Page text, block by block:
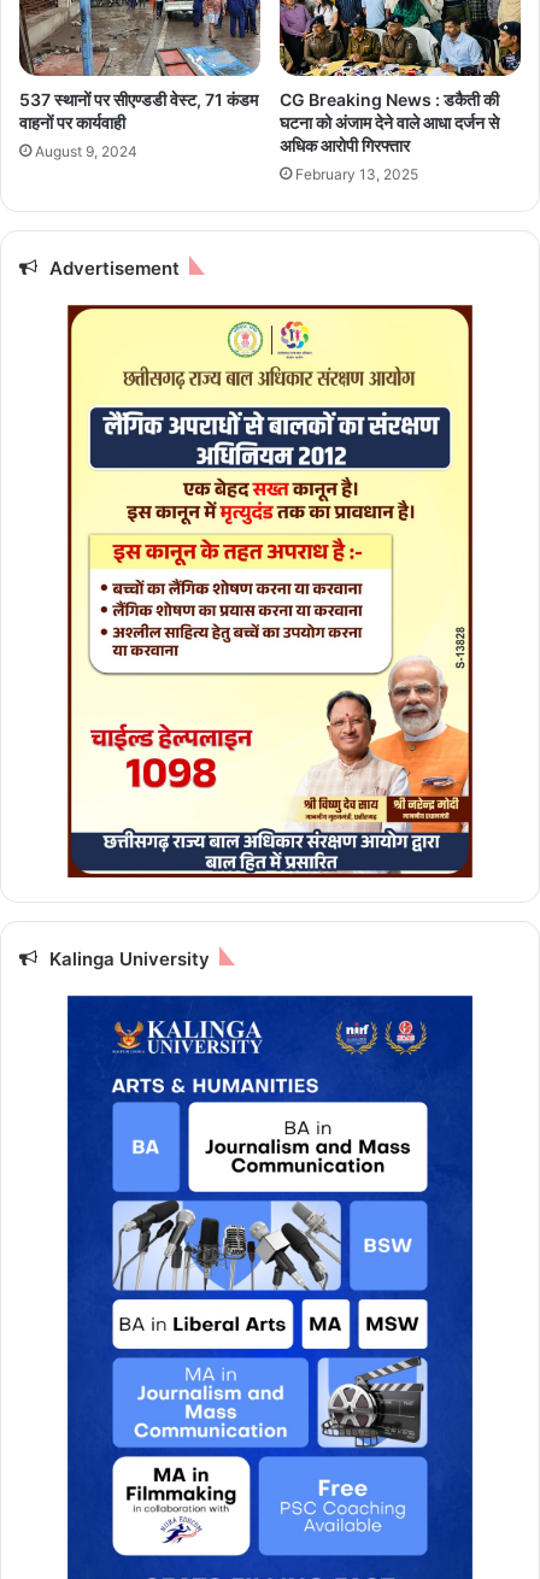
ई
चे
न्न
को
त
ब
दु
का
न
र
हे
द
537 स्थानों पर सीएण्डडी वेस्ट, 71 कंडम
वाहनों पर कार्यवाही
August 9, 2024
CG Breaking News : डकैती की
घटना को अंजाम देने वाले आधा दर्जन से
अधिक आरोपी गिरफ्तार
February 13, 2025
Advertisement
Kalinga University